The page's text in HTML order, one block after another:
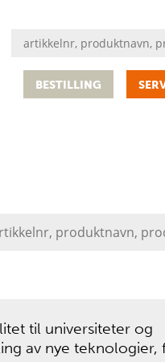
BESTILLING
til universiteter og
av nye teknologier,